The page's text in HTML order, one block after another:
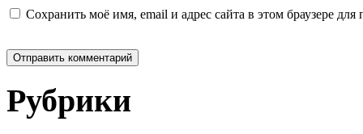
Сохранить моё имя, email и адрес сайта в этом браузере
Рубрики